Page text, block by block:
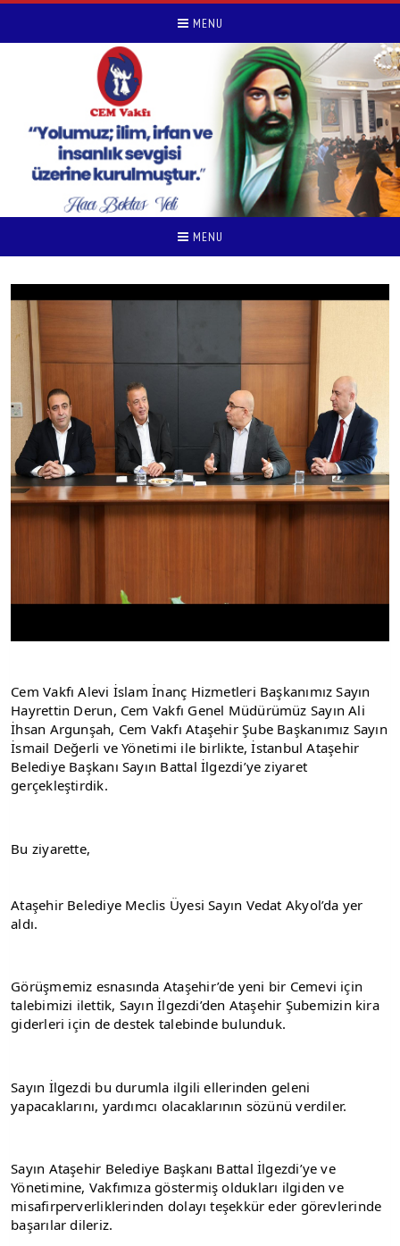
MENU
MENU
Cem Vakfı Alevi İslam İnanç Hizmetleri Başkanımız Sayın
Hayrettin Derun, Cem Vakfı Genel Müdürümüz Sayın Ali
İhsan Argunşah, Cem Vakfı Ataşehir Şube Başkanımız Sayın
İsmail Değerli ve Yönetimi ile birlikte, İstanbul Ataşehir
Belediye Başkanı Sayın Battal İlgezdi’ye ziyaret
gerçekleştirdik.
Bu ziyarette,
Ataşehir Belediye Meclis Üyesi Sayın Vedat Akyol’da yer
aldı.
Görüşmemiz esnasında Ataşehir’de yeni bir Cemevi için
talebimizi ilettik, Sayın İlgezdi’den Ataşehir Şubemizin kira
giderleri için de destek talebinde bulunduk.
Sayın İlgezdi bu durumla ilgili ellerinden geleni
yapacaklarını, yardımcı olacaklarının sözünü verdiler.
Sayın Ataşehir Belediye Başkanı Battal İlgezdi’ye ve
Yönetimine, Vakfımıza göstermiş oldukları ilgiden ve
misafirperverliklerinden dolayı teşekkür eder görevlerinde
başarılar dileriz.